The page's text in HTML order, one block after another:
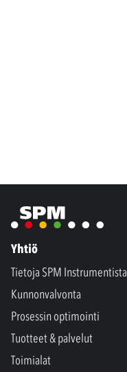
Yhtiö
Tietoja SPM Instrumentista
Kunnonvalvonta
Prosessin optimointi
Tuotteet & palvelut
Toimialat